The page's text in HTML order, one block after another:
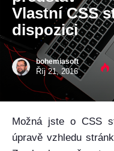
Vlastní CSS
dispozici
bohemiasoft
Říj 21, 2016
Možná jste o CSS
úpravě vzhledu